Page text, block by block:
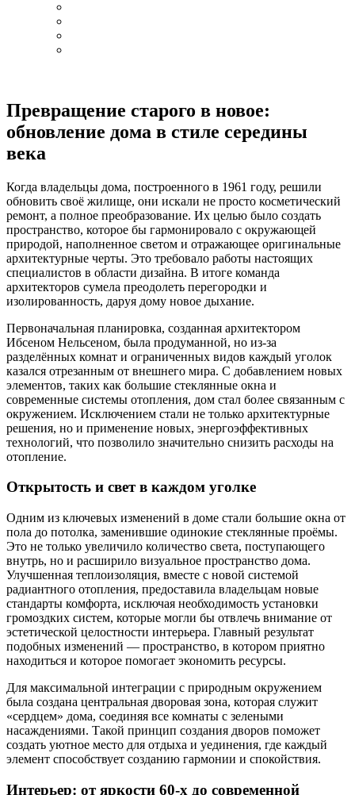
Превращение старого в новое:
обновление дома в стиле середины
века
Когда владельцы дома, построенного в 1961 году, решили
обновить своё жилище, они искали не просто косметический
ремонт, а полное преобразование. Их целью было создать
пространство, которое бы гармонировало с окружающей
природой, наполненное светом и отражающее оригинальные
архитектурные черты. Это требовало работы настоящих
специалистов в области дизайна. В итоге команда
архитекторов сумела преодолеть перегородки и
изолированность, даруя дому новое дыхание.
Первоначальная планировка, созданная архитектором
Ибсеном Нельсеном, была продуманной, но из-за
разделённых комнат и ограниченных видов каждый уголок
казался отрезанным от внешнего мира. С добавлением новых
элементов, таких как большие стеклянные окна и
современные системы отопления, дом стал более связанным с
окружением. Исключением стали не только архитектурные
решения, но и применение новых, энергоэффективных
технологий, что позволило значительно снизить расходы на
отопление.
Открытость и свет в каждом уголке
Одним из ключевых изменений в доме стали большие окна от
пола до потолка, заменившие одинокие стеклянные проёмы.
Это не только увеличило количество света, поступающего
внутрь, но и расширило визуальное пространство дома.
Улучшенная теплоизоляция, вместе с новой системой
радиантного отопления, предоставила владельцам новые
стандарты комфорта, исключая необходимость установки
громоздких систем, которые могли бы отвлечь внимание от
эстетической целостности интерьера. Главный результат
подобных изменений — пространство, в котором приятно
находиться и которое помогает экономить ресурсы.
Для максимальной интеграции с природным окружением
была создана центральная дворовая зона, которая служит
«сердцем» дома, соединяя все комнаты с зелеными
насаждениями. Такой принцип создания дворов поможет
создать уютное место для отдыха и уединения, где каждый
элемент способствует созданию гармонии и спокойствия.
Интерьер: от яркости 60-х до современной